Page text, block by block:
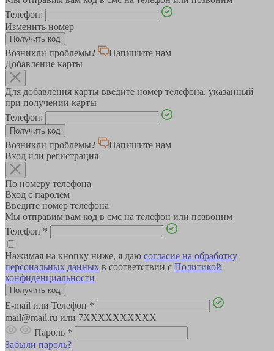
Телефон:
Изменить номер
Возникли проблемы?
Напишите нам
Добавление карты
Для добавления карты введите номер телефона, указанный
при получении карты
Телефон:
Возникли проблемы?
Напишите нам
Вход или регистрация
По номеру телефона
Вход с паролем
Введите номер телефона
Мы отправим вам код в смс на телефон или позвоним
Телефон *
Нажимая на кнопку ниже, я даю согласие на обработку
персональных данных в соответствии с Политикой
конфиденциальности
E-mail или Телефон *
mail@mail.ru или 7XXXXXXXXXX
Пароль *
Забыли пароль?